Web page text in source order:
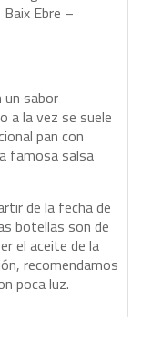
Ebre –
sabor
a la vez se suele
pan con
famosa salsa
de la fecha de
botellas son de
el aceite de la
recomendamos
poca luz.